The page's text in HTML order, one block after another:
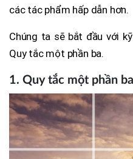
các tác phẩm hấp dẫn hơn.
Chúng ta sẽ bắt đầu với
Quy tắc một phần ba.
1. Quy tắc một phần ba